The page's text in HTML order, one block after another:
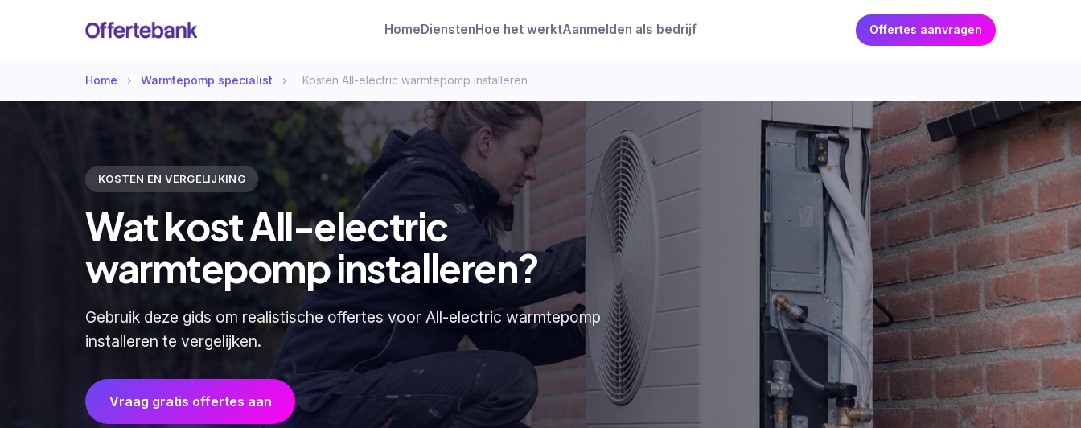
Home Diensten Hoe het werktAanmelden als bedrijf Offertes aanvragen
Home › Warmtepomp specialist › Kosten All-electric warmtepomp installeren
KOSTEN EN VERGELIJKING
Wat kost All-electric
warmtepomp installeren?
Gebruik deze gids om realistische offertes voor All-electric warmtepomp
installeren te vergelijken.
Vraag gratis offertes aan